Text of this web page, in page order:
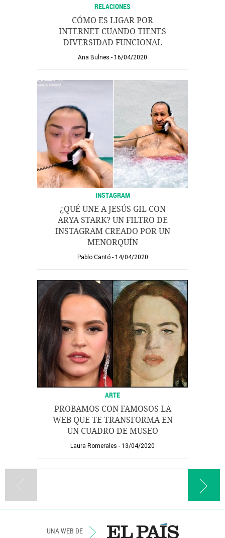
RELACIONES
CÓMO ES LIGAR POR
INTERNET CUANDO TIENES
DIVERSIDAD FUNCIONAL
Ana Bulnes 16/04/2020
INSTAGRAM
¿QUÉ UNE A JESÚS GIL CON
ARYA STARK? UN FILTRO DE
INSTAGRAM CREADO POR UN
MENORQUÍN
Pablo Cantó 14/04/2020
ARTE
PROBAMOS CON FAMOSOS LA
WEB QUE TE TRANSFORMA EN
UN CUADRO DE MUSEO
Laura Romerales 13/04/2020
UNA WEB DE